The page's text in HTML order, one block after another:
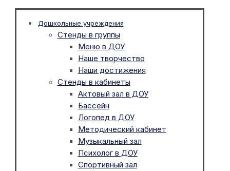
Дошкольные учреждения
Стенды в группы
Меню в ДОУ
Наше творчество
Наши достижения
Стенды в кабинеты
Актовый зал в ДОУ
Бассейн
Логопед в ДОУ
Методический кабинет
Музыкальный зал
Психолог в ДОУ
Спортивный зал